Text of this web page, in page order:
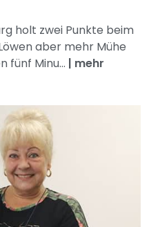
holt zwei Punkte beim
aber mehr Mühe
fünf Minu... | mehr